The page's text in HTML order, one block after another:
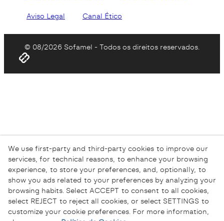
Aviso Legal Canal Ético
© 08/2026 Sofamel - Todos os direitos reservados.
We use first-party and third-party cookies to improve our
services, for technical reasons, to enhance your browsing
experience, to store your preferences, and, optionally, to
show you ads related to your preferences by analyzing your
browsing habits. Select ACCEPT to consent to all cookies,
select REJECT to reject all cookies, or select SETTINGS to
customize your cookie preferences. For more information,